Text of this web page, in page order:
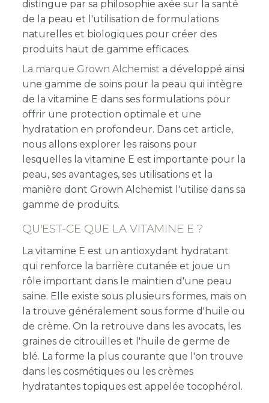
distingue par sa philosophie axée sur la santé
de la peau et l'utilisation de formulations
naturelles et biologiques pour créer des
produits haut de gamme efficaces.
La marque Grown Alchemist a développé ainsi
une gamme de soins pour la peau qui intègre
de la vitamine E dans ses formulations pour
offrir une protection optimale et une
hydratation en profondeur. Dans cet article,
nous allons explorer les raisons pour
lesquelles la vitamine E est importante pour la
peau, ses avantages, ses utilisations et la
manière dont Grown Alchemist l'utilise dans sa
gamme de produits.
QU'EST-CE QUE LA VITAMINE E ?
La vitamine E est un antioxydant hydratant
qui renforce la barrière cutanée et joue un
rôle important dans le maintien d'une peau
saine. Elle existe sous plusieurs formes, mais on
la trouve généralement sous forme d'huile ou
de crème. On la retrouve dans les avocats, les
graines de citrouilles et l'huile de germe de
blé. La forme la plus courante que l'on trouve
dans les cosmétiques ou les crèmes
hydratantes topiques est appelée tocophérol.